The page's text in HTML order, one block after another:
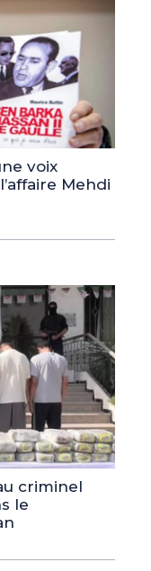
voix
Mehdi
criminel
le